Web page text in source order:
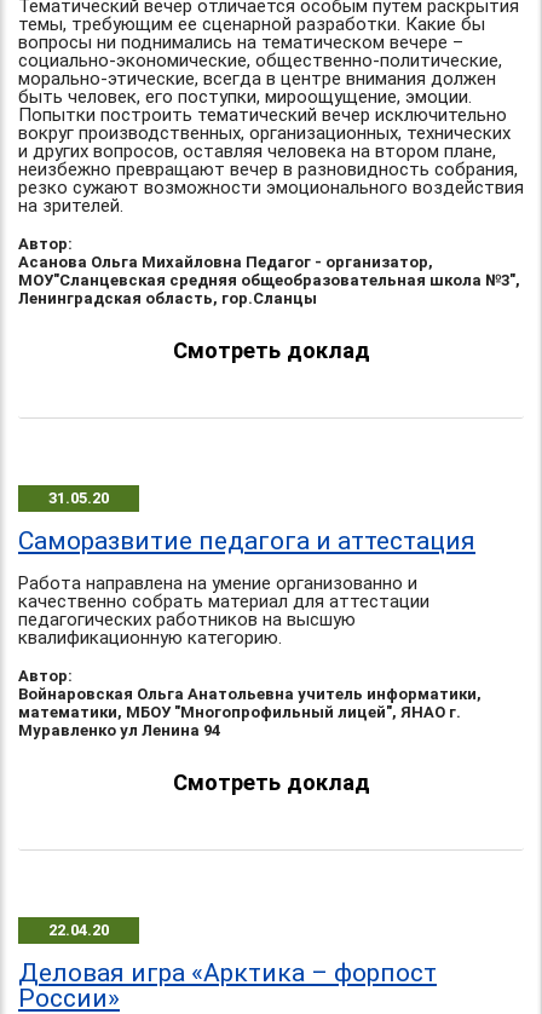
Тематический вечер отличается особым путем раскрытия
темы, требующим ее сценарной разработки. Какие бы
вопросы ни поднимались на тематическом вечере –
социально-экономические, общественно-политические,
морально-этические, всегда в центре внимания должен
быть человек, его поступки, мироощущение, эмоции.
Попытки построить тематический вечер исключительно
вокруг производственных, организационных, технических
и других вопросов, оставляя человека на втором плане,
неизбежно превращают вечер в разновидность собрания,
резко сужают возможности эмоционального воздействия
на зрителей.
Автор:
Асанова Ольга Михайловна Педагог - организатор,
МОУ"Сланцевская средняя общеобразовательная школа №3",
Ленинградская область, гор.Сланцы
Смотреть доклад
31.05.20
Саморазвитие педагога и аттестация
Работа направлена на умение организованно и
качественно собрать материал для аттестации
педагогических работников на высшую
квалификационную категорию.
Автор:
Войнаровская Ольга Анатольевна учитель информатики,
математики, МБОУ "Многопрофильный лицей", ЯНАО г.
Муравленко ул Ленина 94
Смотреть доклад
22.04.20
Деловая игра «Арктика – форпост
России»